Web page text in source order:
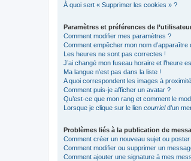
À quoi sert « Supprimer les cookies » ?
Paramètres et préférences de
Comment modifier mes paramètres ?
Comment empêcher mon nom
Les heures ne sont pas correctes !
J’ai changé mon fuseau horaire et l’heure
Ma langue n’est pas dans la liste !
A quoi correspondent les images à
Comment puis-je afficher un avatar ?
Qu’est-ce que mon rang et comment le
Lorsque je clique sur le lien courrield’un
Problèmes liés à la publication de
Comment créer un nouveau sujet ou
Comment modifier ou supprimer un
Comment ajouter une signature à mes